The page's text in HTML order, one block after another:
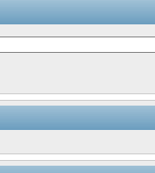
программный комплекс
лабораторный стенд
шумовых параметров
преобразователь на
NI LabVIEW для
возможности создания
моделирование
осциллографического